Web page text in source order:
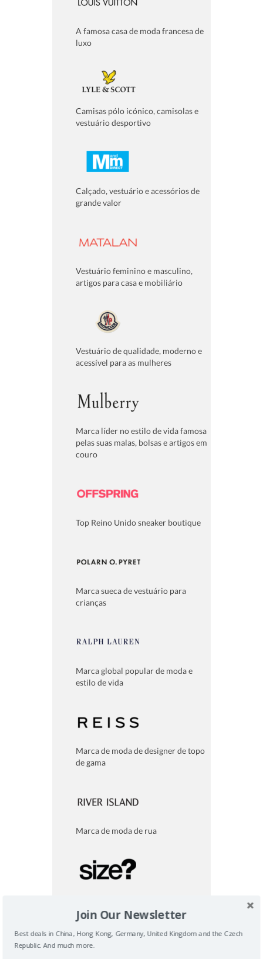
A famosa casa de moda francesa de
luxo
Camisas pólo icónico, camisolas e
vestuário desportivo
Calçado, vestuário e acessórios de
grande valor
Vestuário feminino e masculino,
artigos para casa e mobiliário
Vestuário de qualidade, moderno e
acessível para as mulheres
Marca líder no estilo de vida famosa
pelas suas malas, bolsas e artigos em
couro
Top Reino Unido sneaker boutique
Marca sueca de vestuário para
crianças
Marca global popular de moda e
estilo de vida
Marca de moda de designer de topo
de gama
Marca de moda de rua
Join Our Newsletter
Best deals in China, Hong Kong, Germany, United Kingdom and the Czech
Republic. And much more.